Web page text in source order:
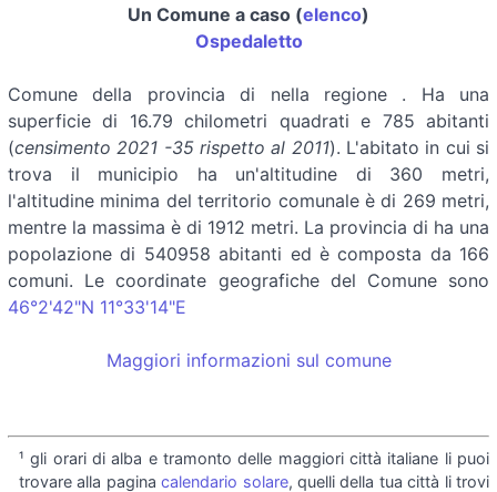
Un Comune a caso (elenco)
Ospedaletto
Comune della provincia di nella regione . Ha una
superficie di 16.79 chilometri quadrati e 785 abitanti
(censimento 2021 -35 rispetto al 2011). L'abitato in cui si
trova il municipio ha un'altitudine di 360 metri,
l'altitudine minima del territorio comunale è di 269 metri,
mentre la massima è di 1912 metri. La provincia di ha una
popolazione di 540958 abitanti ed è composta da 166
comuni. Le coordinate geografiche del Comune sono
46°2'42"N 11°33'14"E
Maggiori informazioni sul comune
¹ gli orari di alba e tramonto delle maggiori città italiane li puoi
trovare alla paginacalendario solare, quelli della tua città li trovi